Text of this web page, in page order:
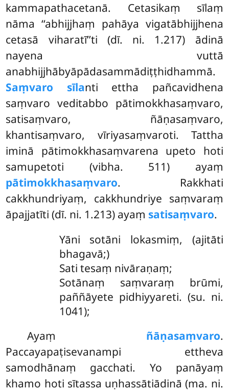
kammapathacetanā. Cetasikaṃ sīlaṃ
nāma ‘‘abhijjhaṃ pahāya vigatābhijjhena
cetasā viharatī’’ti (dī. ni. 1.217) ādinā
nayena vuttā
anabhijjhābyāpādasammādiṭṭhidhammā.
Saṃvaro sīlanti ettha pañcavidhena
saṃvaro veditabbo pātimokkhasaṃvaro,
satisaṃvaro, ñāṇasaṃvaro,
khantisaṃvaro, vīriyasaṃvaroti. Tattha
iminā pātimokkhasaṃvarena upeto hoti
samupetoti (vibha. 511) ayaṃ
pātimokkhasaṃvaro. Rakkhati
cakkhundriyaṃ, cakkhundriye saṃvaraṃ
āpajjatīti (dī. ni. 1.213) ayaṃ satisaṃvaro.
Yāni sotāni lokasmiṃ, (ajitāti
bhagavā;)
Sati tesaṃ nivāraṇaṃ;
Sotānaṃ saṃvaraṃ brūmi,
paññāyete pidhiyyareti. (su. ni.
1041);
Ayaṃ ñāṇasaṃvaro.
Paccayapaṭisevanampi ettheva
samodhānaṃ gacchati. Yo panāyaṃ
khamo hoti sītassa uṇhassātiādinā (ma. ni.